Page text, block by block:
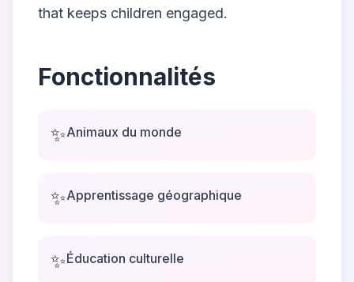
that keeps children engaged.
Fonctionnalités
✨Animaux du monde
✨Apprentissage géographique
✨Éducation culturelle